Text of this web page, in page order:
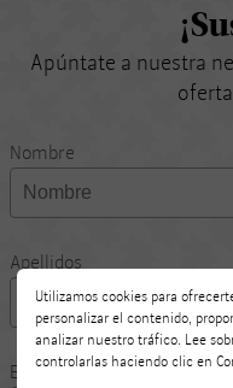
Apúntate a nuestra
Nombre
Apellidos
Email
Utilizamos cookies para
personalizar el contenido,
analizar nuestro tráfico. Lee
controlarlas haciendo clic en